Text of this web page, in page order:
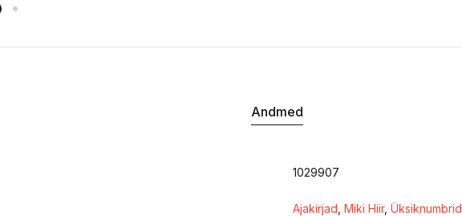
Andmed
1029907
Ajakirjad Miki Hiir, Üksiknumbrid